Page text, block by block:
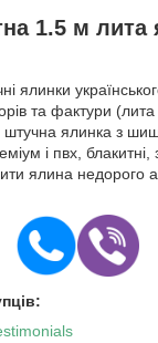
1.5 м лита
ялинки
та фактури
штучна ялинка з
і пвх, блакитні,
ялина недорого